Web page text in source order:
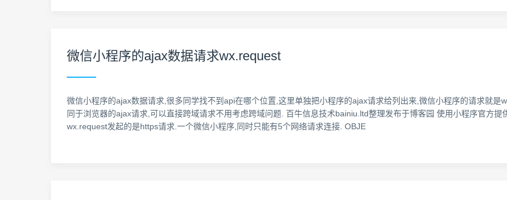
微信小程序的ajax数据请求wx.request
微信小程序的ajax数据请求,很多同学找不到api在哪个位置,这里单独把小程序的ajax请求给列出来,微信小程序的请求就
同于浏览器的ajax请求,可以直接跨域请求不用考虑跨域问题. 百牛信息技术bainiu.ltd整理发布于博客园 使用小程序官方
wx.request发起的是https请求.一个微信小程序,同时只能有5个网络请求连接. OBJE